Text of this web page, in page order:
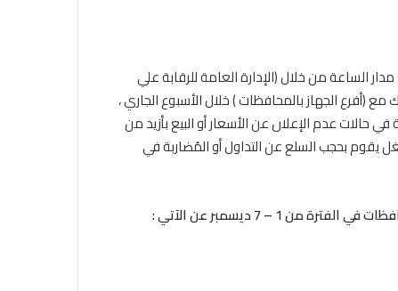
الساعة من خلال (الإدارة العامة للرقابة علي
مع (أفرع الجهاز بالمحافظات ) خلال الأسبوع الجاري ،
حالات عدم الإعلان عن الأسعار أو البيع بأزيد من
يقوم بحجب السلع عن التداول أو المُضاربة في
1 – 7 ديسمبر عن الآتي :